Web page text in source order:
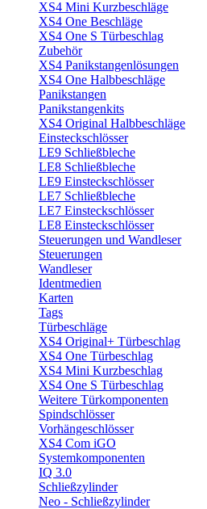
XS4 Mini Kurzbeschläge
XS4 One Beschläge
XS4 One S Türbeschlag
Zubehör
XS4 Panikstangenlösungen
XS4 One Halbbeschläge
Panikstangen
Panikstangenkits
XS4 Original Halbbeschläge
Einsteckschlösser
LE9 Schließbleche
LE8 Schließbleche
LE9 Einsteckschlösser
LE7 Schließbleche
LE7 Einsteckschlösser
LE8 Einsteckschlösser
Steuerungen und Wandleser
Steuerungen
Wandleser
Identmedien
Karten
Tags
Türbeschläge
XS4 Original+ Türbeschlag
XS4 One Türbeschlag
XS4 Mini Kurzbeschlag
XS4 One S Türbeschlag
Weitere Türkomponenten
Spindschlösser
Vorhängeschlösser
XS4 Com iGO
Systemkomponenten
IQ 3.0
Schließzylinder
Neo - Schließzylinder